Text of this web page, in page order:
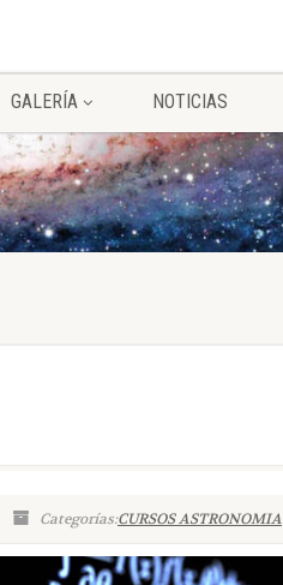
GALERÍA NOTICIAS
Categorías:CURSOS ASTRONOMIA